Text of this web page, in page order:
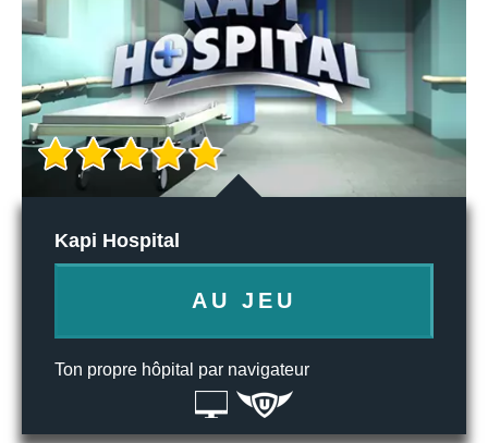
Kapi Hospital
AU JEU
Ton propre hôpital par navigateur